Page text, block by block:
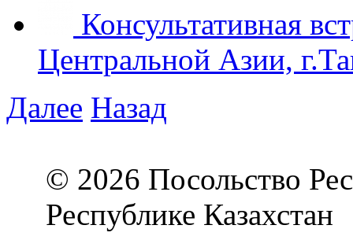
Консультативная
Центральной Азии,
Далее Назад
© 2026 Посольство
Республике Казахстан